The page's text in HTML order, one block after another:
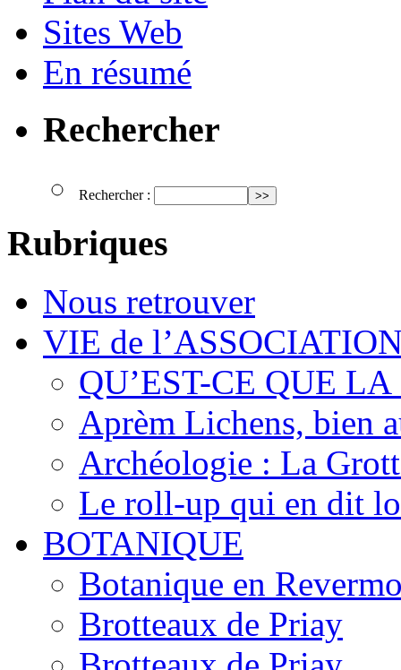
Sites Web
En résumé
Rechercher
Rechercher :
Rubriques
Nous retrouver
VIE de
QU’EST-CE QUE
Aprèm Lichens, bien
Archéologie : La
Le roll-up qui en dit
BOTANIQUE
Botanique en
Brotteaux de Priay